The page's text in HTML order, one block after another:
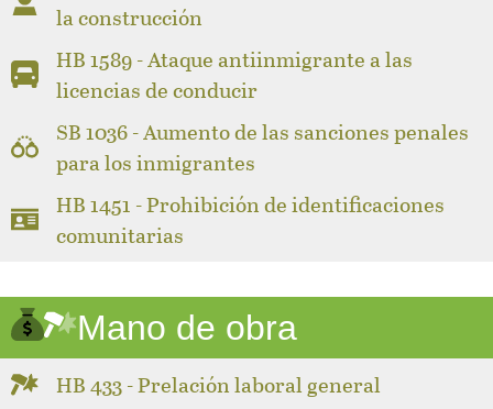
la construcción
HB 1589 - Ataque antiinmigrante a las
licencias de conducir
SB 1036 - Aumento de las sanciones penales
para los inmigrantes
HB 1451 - Prohibición de identificaciones
comunitarias
Mano de obra
HB 433 - Prelación laboral general